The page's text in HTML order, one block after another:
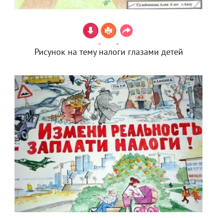
Рисунок на тему налоги глазами детей